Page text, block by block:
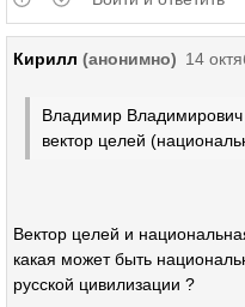
Кирилл (анонимно) 14
Владимир
вектор целей
Вектор целей и
какая может быть
русской цивилизации ?